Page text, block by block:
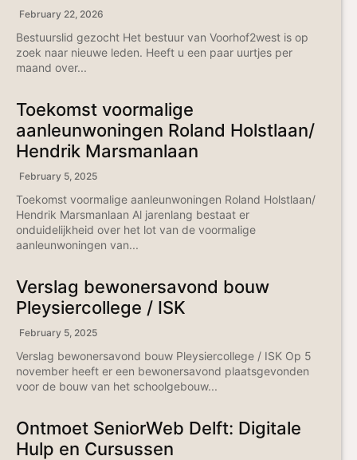
February 22, 2026
Bestuurslid gezocht Het bestuur van Voorhof2west is op
zoek naar nieuwe leden. Heeft u een paar uurtjes per
maand over...
Toekomst voormalige
aanleunwoningen Roland Holstlaan/
Hendrik Marsmanlaan
February 5, 2025
Toekomst voormalige aanleunwoningen Roland Holstlaan/
Hendrik Marsmanlaan Al jarenlang bestaat er
onduidelijkheid over het lot van de voormalige
aanleunwoningen van...
Verslag bewonersavond bouw
Pleysiercollege / ISK
February 5, 2025
Verslag bewonersavond bouw Pleysiercollege / ISK Op 5
november heeft er een bewonersavond plaatsgevonden
voor de bouw van het schoolgebouw...
Ontmoet SeniorWeb Delft: Digitale
Hulp en Cursussen